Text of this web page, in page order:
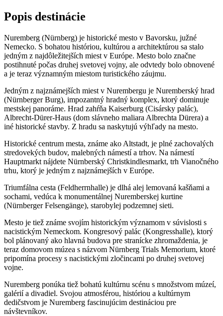
Popis destinácie
Nuremberg (Nürnberg) je historické mesto v Bavorsku, južné
Nemecko. S bohatou históriou, kultúrou a architektúrou sa stalo
jedným z najdôležitejších miest v Európe. Mesto bolo značne
postihnuté počas druhej svetovej vojny, ale odvtedy bolo obnovené
a je teraz významným miestom turistického záujmu.
Jedným z najznámejších miest v Nurembergu je Nuremberský hrad
(Nürnberger Burg), impozantný hradný komplex, ktorý dominuje
mestskej panoráme. Hrad zahŕňa Kaiserburg (Cisársky palác),
Albrecht-Dürer-Haus (dom slávneho maliara Albrechta Dürera) a
iné historické stavby. Z hradu sa naskytujú výhľady na mesto.
Historické centrum mesta, známe ako Altstadt, je plné zachovalých
stredovekých budov, malebných námestí a trhov. Na námestí
Hauptmarkt nájdete Nürnberský Christkindlesmarkt, trh Vianočného
trhu, ktorý je jedným z najznámejších v Európe.
Triumfálna cesta (Feldherrnhalle) je dlhá alej lemovaná kašňami a
sochami, vedúca k monumentálnej Nuremberskej kurtine
(Nürnberger Felsengänge), starobylej podzemnej sieti.
Mesto je tiež známe svojím historickým významom v súvislosti s
nacistickým Nemeckom. Kongresový palác (Kongresshalle), ktorý
bol plánovaný ako hlavná budova pre stranícke zhromaždenia, je
teraz domovom múzea s názvom Nürnberg Trials Memorium, ktoré
pripomína procesy s nacistickými zločincami po druhej svetovej
vojne.
Nuremberg ponúka tiež bohatú kultúrnu scénu s množstvom múzeí,
galérií a divadiel. Svojou atmosférou, históriou a kultúrnym
dedičstvom je Nuremberg fascinujúcim destináciou pre
návštevníkov.